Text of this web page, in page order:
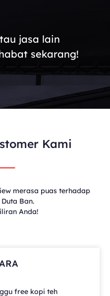
jasa lain
sekarang!
Kami
merasa puas terhadap
Ban.
Anda!
free kopi teh